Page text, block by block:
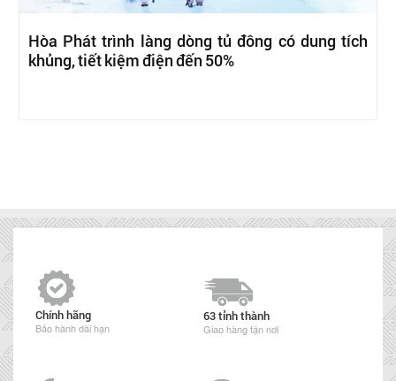
Hòa Phát trình làng dòng tủ đông có dung tích
khủng, tiết kiệm điện đến 50%
Chính hãng
Bảo hành dài hạn
63 tỉnh thành
Giao hàng tận nơi